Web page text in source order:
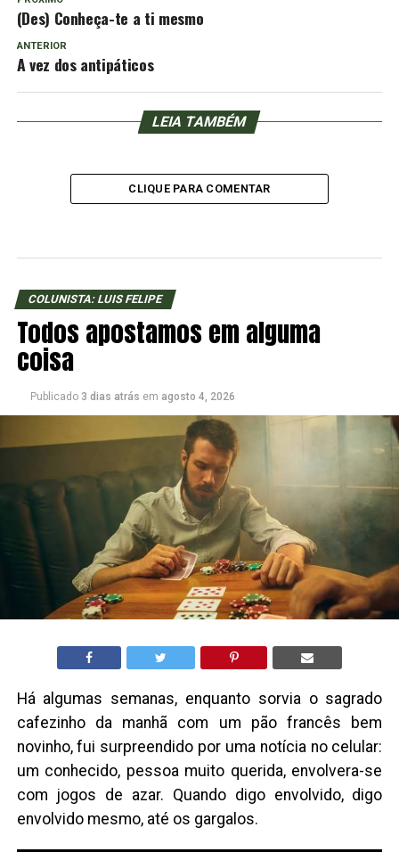
(Des) Conheça-te a ti mesmo
ANTERIOR
A vez dos antipáticos
LEIA TAMBÉM
CLIQUE PARA COMENTAR
COLUNISTA: LUIS FELIPE
Todos apostamos em alguma
coisa
Publicado 3 dias atrás em agosto 4, 2026
Há algumas semanas, enquanto sorvia o sagrado
cafezinho da manhã com um pão francês bem
novinho, fui surpreendido por uma notícia no celular:
um conhecido, pessoa muito querida, envolvera-se
com jogos de azar. Quando digo envolvido, digo
envolvido mesmo, até os gargalos.